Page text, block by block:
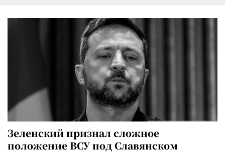
Зеленский признал сложное
положение ВСУ под Славянском